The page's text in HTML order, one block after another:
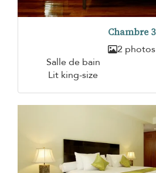
Chambre 3
2 photos
Salle de bain
Lit king-size